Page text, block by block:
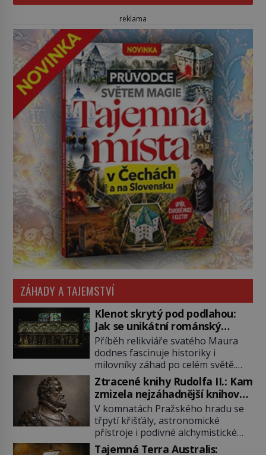
reklama
ZÁHADY A TAJEMSTVÍ
Klenot skrytý pod podlahou:
Jak se unikátní románský
poklad dostal do zapadlého
Bečova?
Příběh relikviáře svatého Maura
dodnes fascinuje historiky i
milovníky záhad po celém světě.
Tato románská zlatnická památka
ze 13. století je po českých
korunovačních klenotech druhým
nejcennějším movitým majetkem v
České republice. Přestože byl
klenot v roce 1985 po dramatickém
pátrání kriminalistů úspěšně
Ztracené knihy Rudolfa II.: Kam
zmizela nejzáhadnější knihovna
Evropy?
V komnatách Pražského hradu se
třpytí křišťály, astronomické
přístroje i podivné alchymistické
rukopisy. Císař Rudolf II.
Tajemná Terra Australis: